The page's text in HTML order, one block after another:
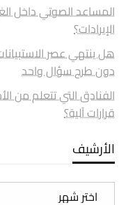
المساعد الصوتي داخل
الإيرادات؟
هل ينتهي عصر
دون طرح سؤال واحد
الفنادق التي تتعلم من
قرارات آلية؟
الأرشيف
الأرشيف